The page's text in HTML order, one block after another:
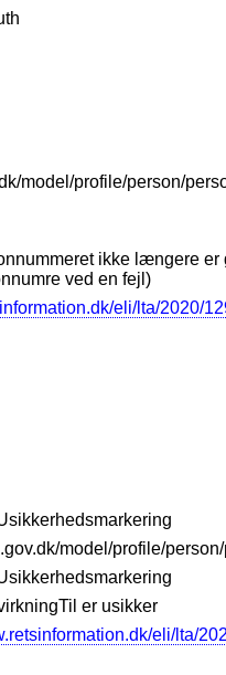
model/profile/person/
ikke længere
ved en fejl)
eli/lta/2020/
model/profile/
er usikker
eli/lta/